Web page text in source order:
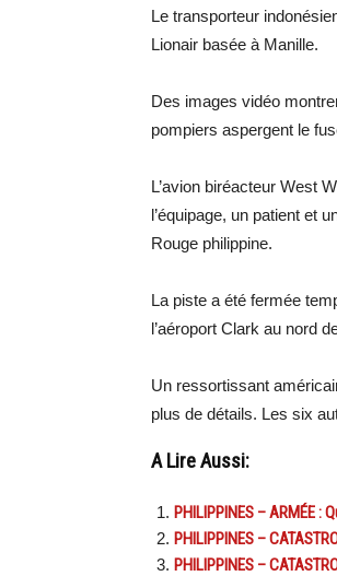
Le transporteur
Lionair basée à Manille.
Des images vidéo
pompiers aspergent le
L’avion biréacteur West
l’équipage, un patient et
Rouge philippine.
La piste a été fermée
l’aéroport Clark au nord
Un ressortissant
plus de détails. Les six
A Lire Aussi:
PHILIPPINES – ARMÉE :
PHILIPPINES –
PHILIPPINES –